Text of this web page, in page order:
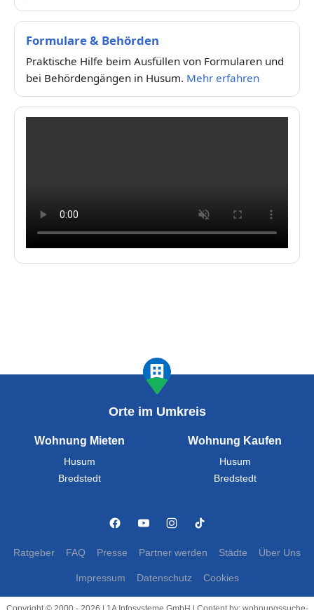
Formulare & Behörden
Praktische Hilfe beim Ausfüllen von Formularen und
bei Behördengängen in Husum. Mehr erfahren
Orte im Umkreis
Wohnung Mieten
Husum
Bredstedt
Wohnung Kaufen
Husum
Bredstedt
Ratgeber FAQ Presse Partner werden Städte Über Uns
Impressum Datenschutz Cookies